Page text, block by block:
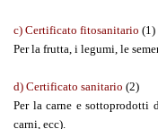
c) Certificato fitosanitario (1)
Per la frutta, i legumi, le
d) Certificato sanitario (2)
Per la carne e sottoprodotti
carni, ecc).